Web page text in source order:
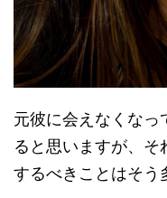
元彼に会えなくなっ
ると思いますが、
するべきことはそう